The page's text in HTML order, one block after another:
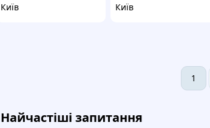
Київ
Київ
1
Найчастіші запитання